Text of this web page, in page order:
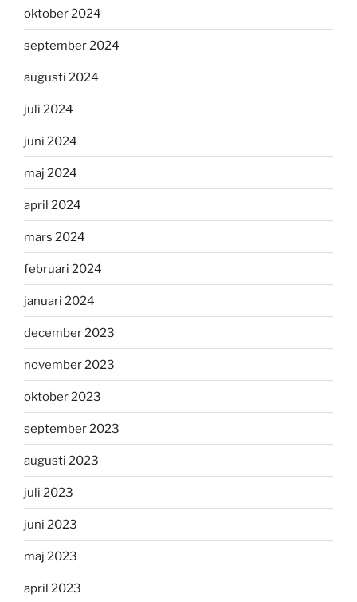
oktober 2024
september 2024
augusti 2024
juli 2024
juni 2024
maj 2024
april 2024
mars 2024
februari 2024
januari 2024
december 2023
november 2023
oktober 2023
september 2023
augusti 2023
juli 2023
juni 2023
maj 2023
april 2023